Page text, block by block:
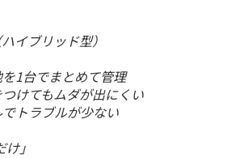
イブリッド型）
1台でまとめて管理
けてもムダが出にくい
トラブルが少ない
」